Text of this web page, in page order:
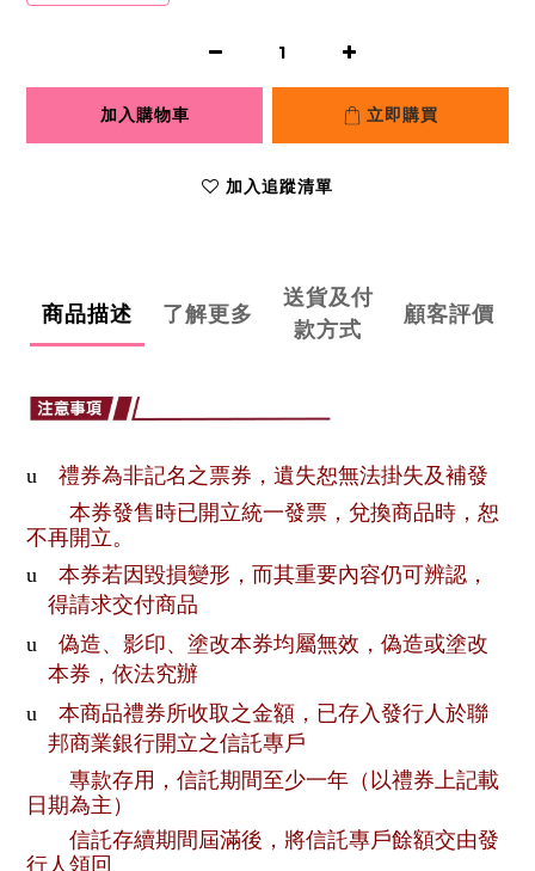
加入購物車 立即購買
加入追蹤清單
商品描述 了解更多
送貨及付
款方式
顧客評價
u 禮券為非記名之票券，遺失恕無法掛失及補發
本券發售時已開立統一發票，兌換商品時，恕
不再開立。
u 本券若因毀損變形，而其重要內容仍可辨認，
得請求交付商品
u 偽造、影印、塗改本券均屬無效，偽造或塗改
本券，依法究辦
u 本商品禮券所收取之金額，已存入發行人於聯
邦商業銀行開立之信託專戶
專款存用，信託期間至少一年（以禮券上記載
日期為主）
信託存續期間屆滿後，將信託專戶餘額交由發
行人領回